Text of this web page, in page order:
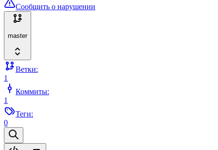
Сообщить о нарушении
master
Ветки:
1
Коммиты:
1
Теги:
0